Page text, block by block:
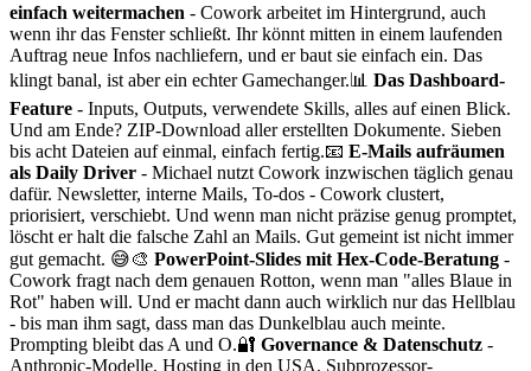
einfach weitermachen - Cowork arbeitet im Hintergrund, auch
wenn ihr das Fenster schließt. Ihr könnt mitten in einem laufenden
Auftrag neue Infos nachliefern, und er baut sie einfach ein. Das
klingt banal, ist aber ein echter Gamechanger.📊 Das Dashboard-
Feature - Inputs, Outputs, verwendete Skills, alles auf einen Blick.
Und am Ende? ZIP-Download aller erstellten Dokumente. Sieben
bis acht Dateien auf einmal, einfach fertig.📧 E-Mails aufräumen
als Daily Driver - Michael nutzt Cowork inzwischen täglich genau
dafür. Newsletter, interne Mails, To-dos - Cowork clustert,
priorisiert, verschiebt. Und wenn man nicht präzise genug promptet,
löscht er halt die falsche Zahl an Mails. Gut gemeint ist nicht immer
gut gemacht. 😅🎨 PowerPoint-Slides mit Hex-Code-Beratung -
Cowork fragt nach dem genauen Rotton, wenn man "alles Blaue in
Rot" haben will. Und er macht dann auch wirklich nur das Hellblau
- bis man ihm sagt, dass man das Dunkelblau auch meinte.
Prompting bleibt das A und O.🔐 Governance & Datenschutz -
Anthropic-Modelle, Hosting in den USA, Subprozessor-